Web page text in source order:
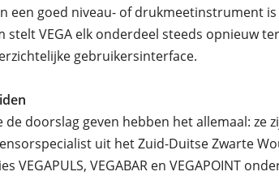
een goed niveau- of drukmeetinstrument
stelt VEGA elk onderdeel steeds opnieuw
gebruikersinterface.
doorslag geven hebben het allemaal: ze
uit het Zuid-Duitse Zwarte
VEGAPULS, VEGABAR en VEGAPOINT